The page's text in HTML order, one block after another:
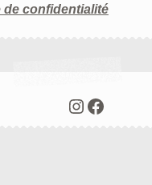
de confidentialité
Instagram
Facebook